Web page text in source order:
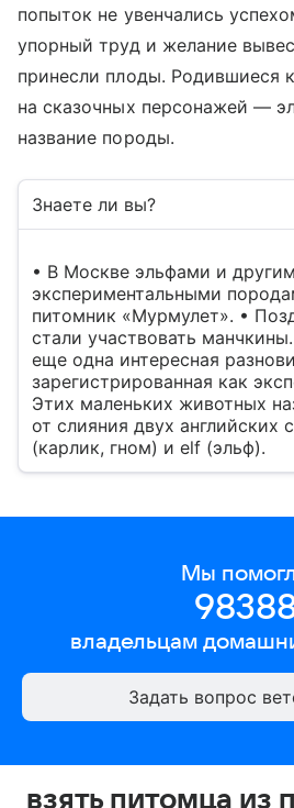
попыток не увенчались
упорный труд и желание
принесли плоды. Родившиеся
на сказочных персонажей —
название породы.
Знаете ли вы?
• В Москве эльфами и
экспериментальными
питомник «Мурмулет». •
стали участвовать
еще одна интересная
зарегистрированная как
Этих маленьких животных
от слияния двух
(карлик, гном) и elf (эльф).
Мы
владельцам
Задать вопрос
взять питомца из